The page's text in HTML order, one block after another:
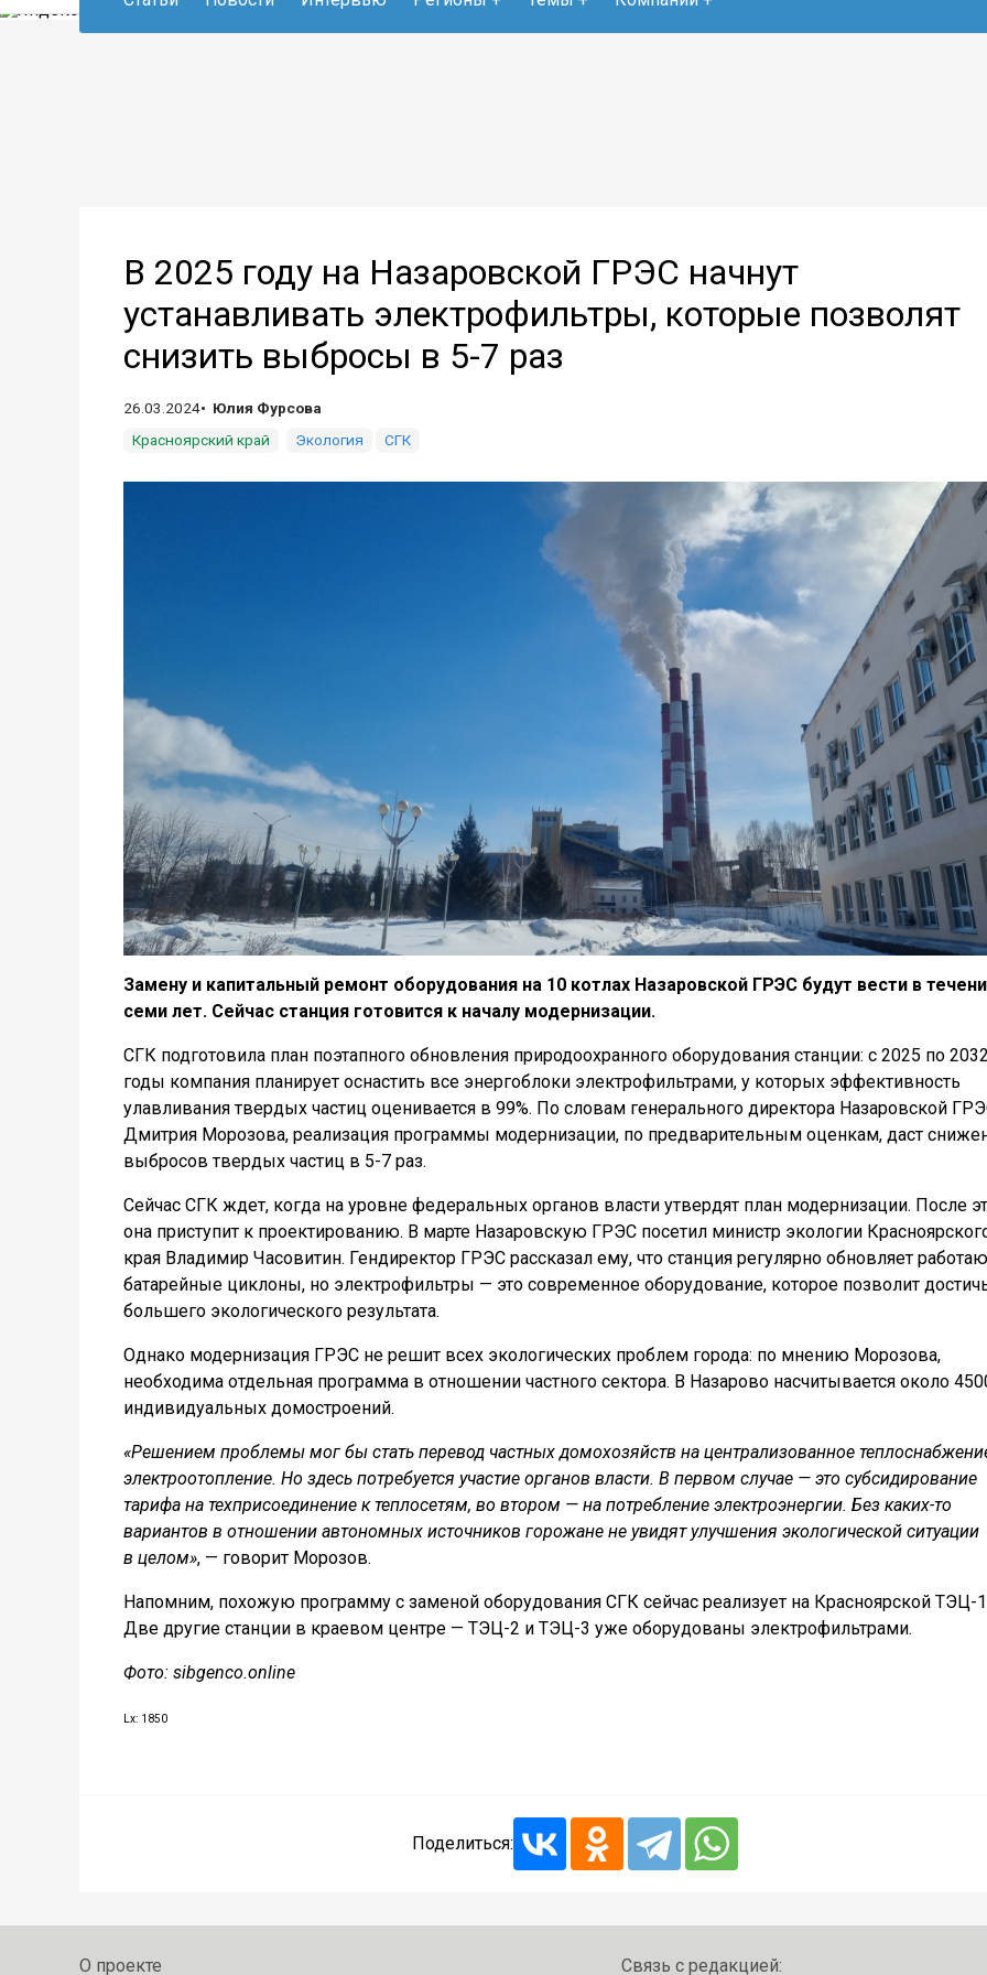
В 2025 году на Назаровской ГРЭС начнут
устанавливать электрофильтры, которые позволят
снизить выбросы в 5-7 раз
26.03.2024
Юлия Фурсова
Красноярский край
Экология СГК
Замену и капитальный ремонт оборудования на 10 котлах Назаровской ГРЭС будут вести в
семи лет. Сейчас станция готовится к началу модернизации.
СГК подготовила план поэтапного обновления природоохранного оборудования станции: с 2025 по
годы компания планирует оснастить все энергоблоки электрофильтрами, у которых эффективность
улавливания твердых частиц оценивается в 99%. По словам генерального директора Назаровской
Дмитрия Морозова, реализация программы модернизации, по предварительным оценкам, даст
выбросов твердых частиц в 5-7 раз.
Сейчас СГК ждет, когда на уровне федеральных органов власти утвердят план модернизации. После
она приступит к проектированию. В марте Назаровскую ГРЭС посетил министр экологии
края Владимир Часовитин. Гендиректор ГРЭС рассказал ему, что станция регулярно обновляет
батарейные циклоны, но электрофильтры — это современное оборудование, которое позволит
большего экологического результата.
Однако модернизация ГРЭС не решит всех экологических проблем города: по мнению Морозова,
необходима отдельная программа в отношении частного сектора. В Назарово насчитывается около
индивидуальных домостроений.
«Решением проблемы мог бы стать перевод частных домохозяйств на централизованное
электроотопление. Но здесь потребуется участие органов власти. В первом случае — это субсидирование
тарифа на техприсоединение к теплосетям, во втором — на потребление электроэнергии. Без каких-то
вариантов в отношении автономных источников горожане не увидят улучшения экологической ситуации
в целом», — говорит Морозов.
Напомним, похожую программу с заменой оборудования СГК сейчас реализует на Красноярской ТЭЦ-
Две другие станции в краевом центре — ТЭЦ-2 и ТЭЦ-3 уже оборудованы электрофильтрами.
Фото: sibgenco.online
Lx: 1850
Поделиться:
О проекте Связь с редакцией: